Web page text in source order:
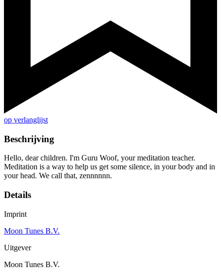
op verlanglijst
Beschrijving
Hello, dear children. I'm Guru Woof, your meditation teacher.
Meditation is a way to help us get some silence, in your body and in
your head. We call that, zennnnnn.
Details
Imprint
Moon Tunes B.V.
Uitgever
Moon Tunes B.V.